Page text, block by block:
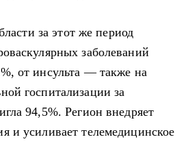
за этот же период
заболеваний
от инсульта — также на
госпитализацииза
94,5%. Регион внедряет
и усиливает телемедицинское